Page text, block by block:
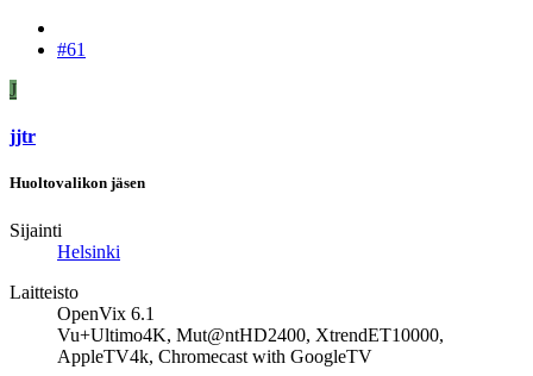
#61
J
jjtr
Huoltovalikon jäsen
Sijainti
Helsinki
Laitteisto
OpenVix 6.1
Vu+Ultimo4K, Mut@ntHD2400, XtrendET10000,
AppleTV4k, Chromecast with GoogleTV